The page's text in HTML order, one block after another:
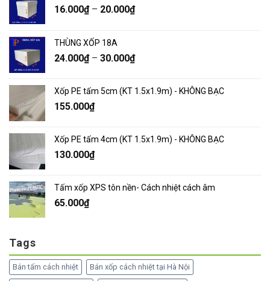
16.000₫– 20.000₫
THÙNG XỐP 18A
24.000₫– 30.000₫
Xốp PE tấm 5cm (KT 1.5x1.9m) - KHÔNG BẠC
155.000₫
Xốp PE tấm 4cm (KT 1.5x1.9m) - KHÔNG BẠC
130.000₫
Tấm xốp XPS tôn nền- Cách nhiệt cách âm
65.000₫
Tags
Bán tấm cách nhiệt Bán xốp cách nhiệt tại Hà Nội